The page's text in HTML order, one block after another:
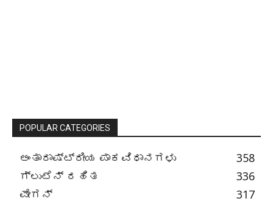
POPULAR CATEGORIES
ಅಂತಾರಾಷ್ಟ್ರೀಯ ಪಾಕವಿಧಾನಗಳು
358
ಗ್ಲುಟೆನ್ ರಹಿತ
336
ವೇಗನ್
317